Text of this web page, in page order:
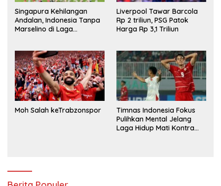
Singapura Kehilangan
Andalan, Indonesia Tanpa
Marselino di Laga
Liverpool Tawar Barcola
Rp 2 triliun, PSG Patok
Harga Rp 3,1 Triliun
Moh Salah keTrabzonspor
Timnas Indonesia Fokus
Pulihkan Mental Jelang
Laga Hidup Mati Kontra